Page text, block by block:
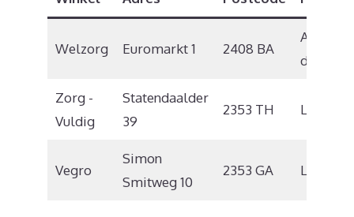
Welzorg Euromarkt 1 2408 BA
Alphen
den Rijn
Zorg -
Vuldig
Statendaalder
39
2353 TH
Vegro
Simon
Smitweg 10
2353 GA